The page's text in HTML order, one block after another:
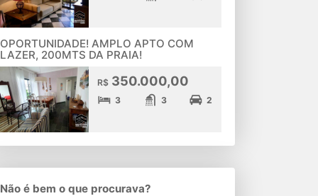
OPORTUNIDADE! AMPLO APTO COM
LAZER, 200MTS DA PRAIA!
R$350.000,00
3 3 2
Não é bem o que procurava?